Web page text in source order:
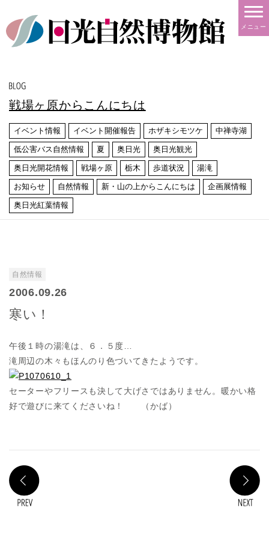
メニュー
戦場ヶ原からこんにちは
イベント情報 イベント開催報告 ホザキシモツケ 中禅寺湖
低公害バス自然情報 夏 奥日光 奥日光観光
奥日光開花情報 戦場ヶ原 栃木 歩道状況 湯滝
お知らせ 自然情報 新・山の上からこんにちは 企画展情報
奥日光紅葉情報
自然情報
2006.09.26
寒い！
午後１時の湯滝は、６．５度…
滝周辺の木々もほんのり色づいてきたようです。
セーターやフリースも決して大げさではありません。暖かい格
好で遊びに来てくださいね！ （かば）